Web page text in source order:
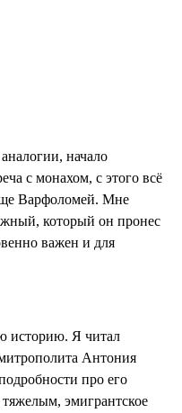
начало
с монахом, с этого всё
Варфоломей. Мне
который он пронес
важен и для
историю. Я читал
Антония
про его
эмигрантское